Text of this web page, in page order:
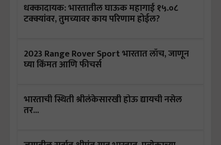
धक्कादायक: भारतातील घाऊक महागाई १५.०८
टक्क्यांवर, तुमच्यावर काय परिणाम होईल?
2023 Range Rover Sport भारतात लाँच, जाणून
घ्या किंमत आणि फीचर्स
भारताची स्थिती श्रीलंकेसारखी होऊ द्यायची नसेल
तर...